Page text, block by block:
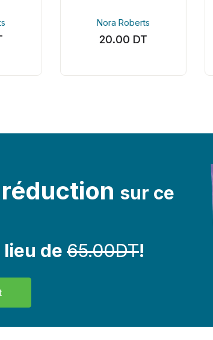
Nora Roberts
20.00 DT
sur ce
lieu de 65.00DT!